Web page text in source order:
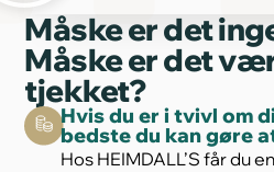
Måske er det
Måske er det
tjekket?
Hvis du er i tvivl om
bedste du kan gøre
Hos HEIMDALL’S får du